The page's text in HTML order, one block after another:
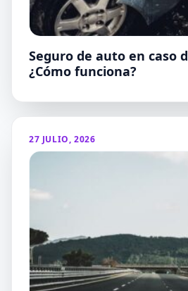
Seguro de auto en caso
¿Cómo funciona?
27 JULIO, 2026